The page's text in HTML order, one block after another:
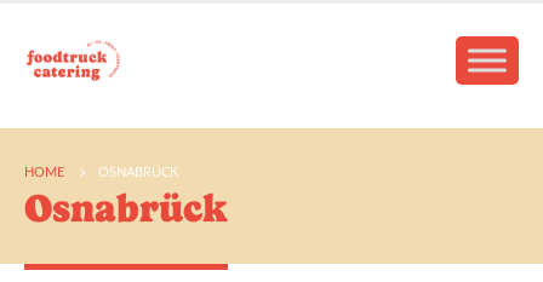
HOME OSNABRÜCK
Osnabrück